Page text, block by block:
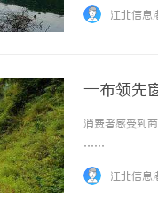
部、手臂等暴
江北信息
一布领先
消费者感受到
……
江北信息